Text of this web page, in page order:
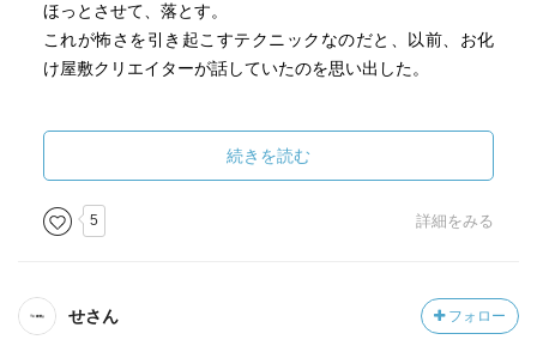
ほっとさせて、落とす。
これが怖さを引き起こすテクニックなのだと、以前、お化
け屋敷クリエイターが話していたのを思い出した。
童歌は意味がわからなかったり、よく考えてみると薄気味
悪かったりする。
そんなイメージを上手に落とし込んだ作品。
よくわからないけれど聞こえる声、子供、ボサボサ頭の薄
あぁ怖い怖い…
「あーぶくたったにえたった…」歌ったことがあるから、
続きを読む
5 詳細をみる
せさん フォロー